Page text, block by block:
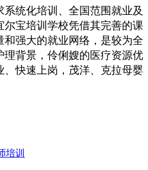
统化培训、全国范围就业及
尔宝培训学校凭借其完善的课
强大的就业网络，是较为全
理背景，伶俐嫂的医疗资源优
、快速上岗，茂洋、克拉母婴
培训